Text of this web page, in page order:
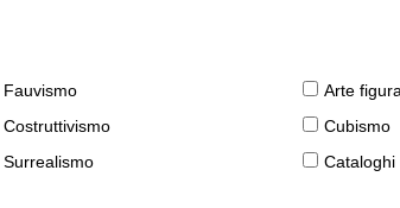
Fauvismo
Arte
Costruttivismo
Cubismo
Surrealismo